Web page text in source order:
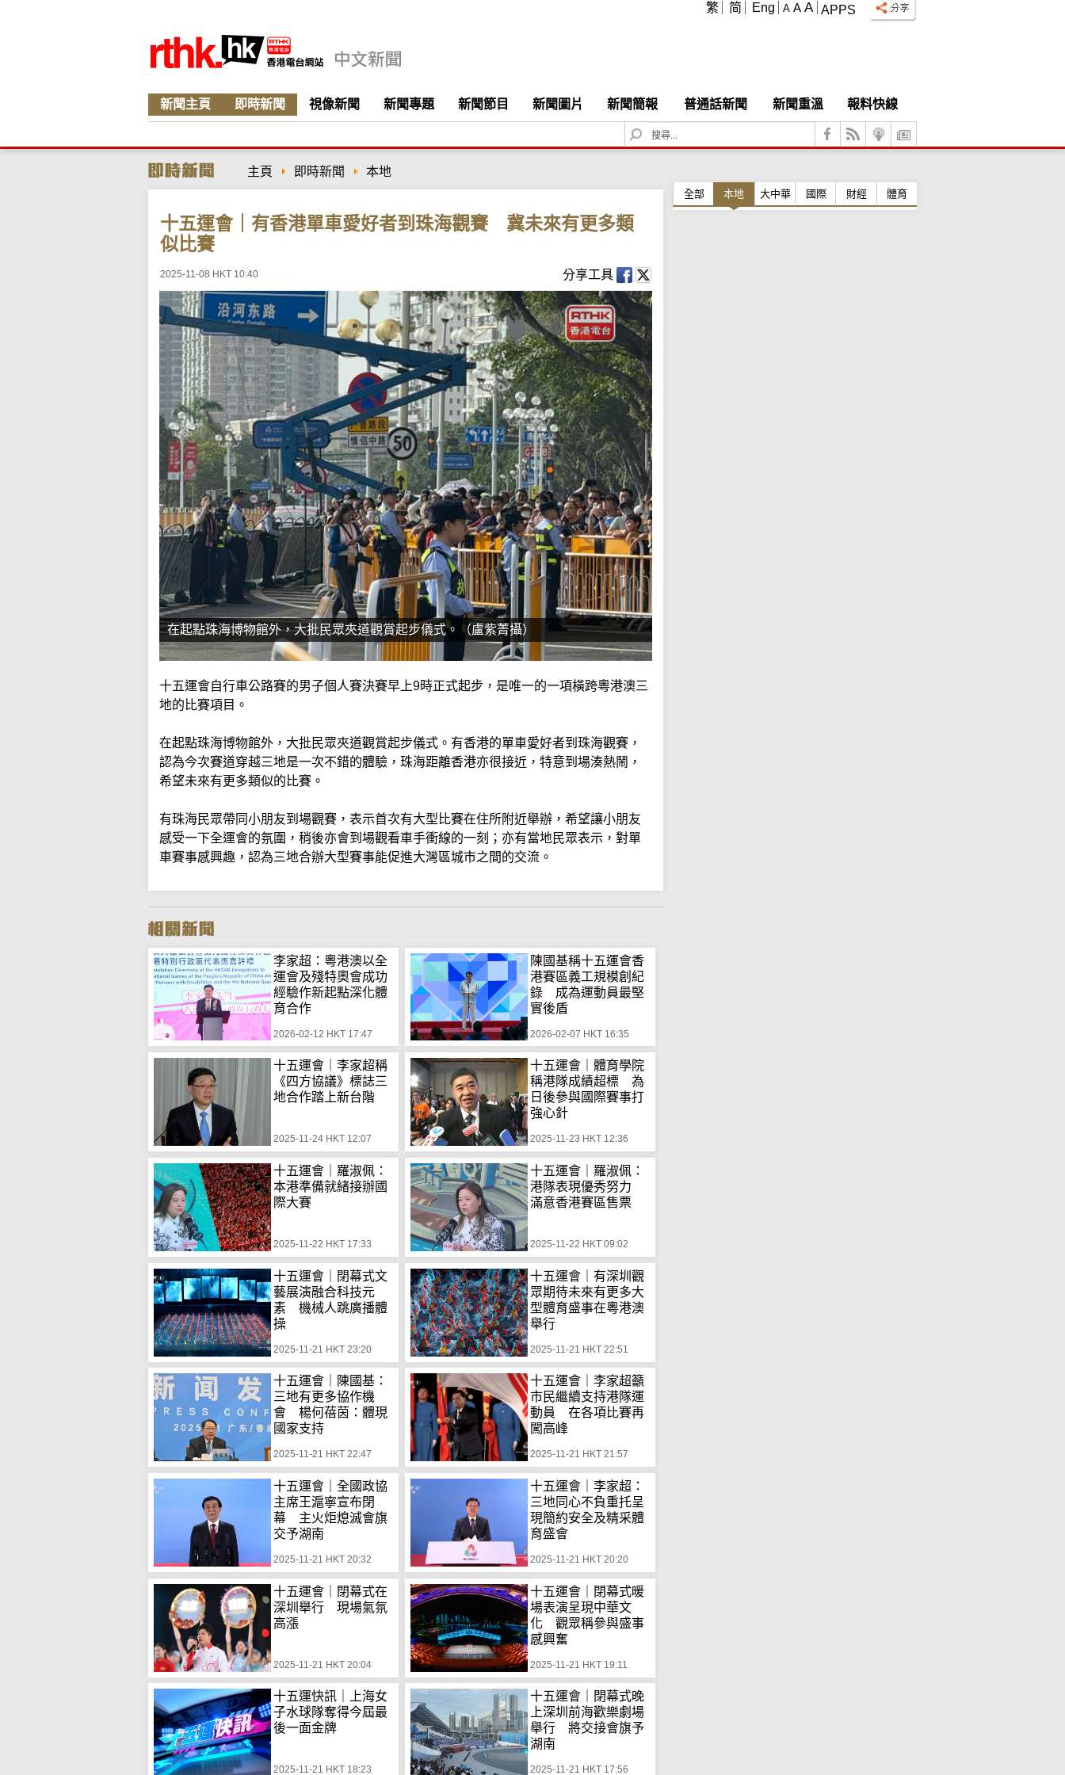
APPS
A A A
繁 简 Eng
新聞主頁 即時新聞 視像新聞 新聞專題 新聞節目 新聞圖片 新聞簡報 普通話新聞 新聞重溫
報料快線
S
e
c
主頁 即時新聞 本地
十五運會｜有香港單車愛好者到珠海觀賽 冀未來有更多類
似比賽
2025-11-08 HKT 10:40 分享工具
在起點珠海博物館外，大批民眾夾道觀賞起步儀式。（盧紫菁攝）
十五運會自行車公路賽的男子個人賽決賽早上9時正式起步，是唯一的一項橫跨粵港澳三
地的比賽項目。
在起點珠海博物館外，大批民眾夾道觀賞起步儀式。有香港的單車愛好者到珠海觀賽，
認為今次賽道穿越三地是一次不錯的體驗，珠海距離香港亦很接近，特意到場湊熱鬧，
希望未來有更多類似的比賽。
有珠海民眾帶同小朋友到場觀賽，表示首次有大型比賽在住所附近舉辦，希望讓小朋友
感受一下全運會的氛圍，稍後亦會到場觀看車手衝線的一刻；亦有當地民眾表示，對單
車賽事感興趣，認為三地合辦大型賽事能促進大灣區城市之間的交流。
李家超：粵港澳以全
運會及殘特奧會成功
經驗作新起點深化體
育合作
2026-02-12 HKT 17:47
陳國基稱十五運會香
港賽區義工規模創紀
錄 成為運動員最堅
實後盾
2026-02-07 HKT 16:35
十五運會｜李家超稱
《四方協議》標誌三
地合作踏上新台階
2025-11-24 HKT 12:07
十五運會｜體育學院
稱港隊成績超標 為
日後參與國際賽事打
強心針
2025-11-23 HKT 12:36
十五運會｜羅淑佩：
本港準備就緒接辦國
際大賽
2025-11-22 HKT 17:33
十五運會｜羅淑佩：
港隊表現優秀努力
滿意香港賽區售票
2025-11-22 HKT 09:02
十五運會｜閉幕式文
藝展演融合科技元
素 機械人跳廣播體
操
2025-11-21 HKT 23:20
十五運會｜有深圳觀
眾期待未來有更多大
型體育盛事在粵港澳
舉行
2025-11-21 HKT 22:51
十五運會｜陳國基：
三地有更多協作機
會 楊何蓓茵：體現
國家支持
2025-11-21 HKT 22:47
十五運會｜李家超籲
市民繼續支持港隊運
動員 在各項比賽再
闖高峰
2025-11-21 HKT 21:57
十五運會｜全國政協
主席王滬寧宣布閉
幕 主火炬熄滅會旗
交予湖南
2025-11-21 HKT 20:32
十五運會｜李家超：
三地同心不負重托呈
現簡約安全及精采體
育盛會
2025-11-21 HKT 20:20
十五運會｜閉幕式在
深圳舉行 現場氣氛
高漲
2025-11-21 HKT 20:04
十五運會｜閉幕式暖
場表演呈現中華文
化 觀眾稱參與盛事
感興奮
2025-11-21 HKT 19:11
十五運快訊｜上海女
子水球隊奪得今屆最
後一面金牌
2025-11-21 HKT 18:23
十五運會｜閉幕式晚
上深圳前海歡樂劇場
舉行 將交接會旗予
湖南
2025-11-21 HKT 17:56
全部 本地 大中華 國際 財經 體育